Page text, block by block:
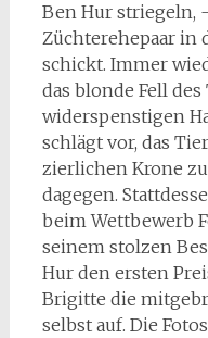
Ben Hur striegeln,
Züchterehepaar in
schickt. Immer
das blonde Fell
widerspenstigen
schlägt vor, das
zierlichen Krone
dagegen.
beim Wettbewerb
seinem stolzen
Hur den ersten
Brigitte die
selbst auf. Die